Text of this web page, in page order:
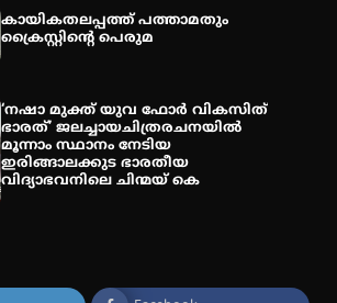
കായികതലപ്പത്ത് പത്താമതും
ക്രൈസ്റ്റിന്റെ പെരുമ
‘നഷാ മുക്ത് യുവ ഫോർ വികസിത്
ഭാരത്’ ജലച്ചായചിത്രരചനയിൽ
മൂന്നാം സ്ഥാനം നേടിയ
ഇരിങ്ങാലക്കുട ഭാരതീയ
വിദ്യാഭവനിലെ ചിന്മയ് കെ